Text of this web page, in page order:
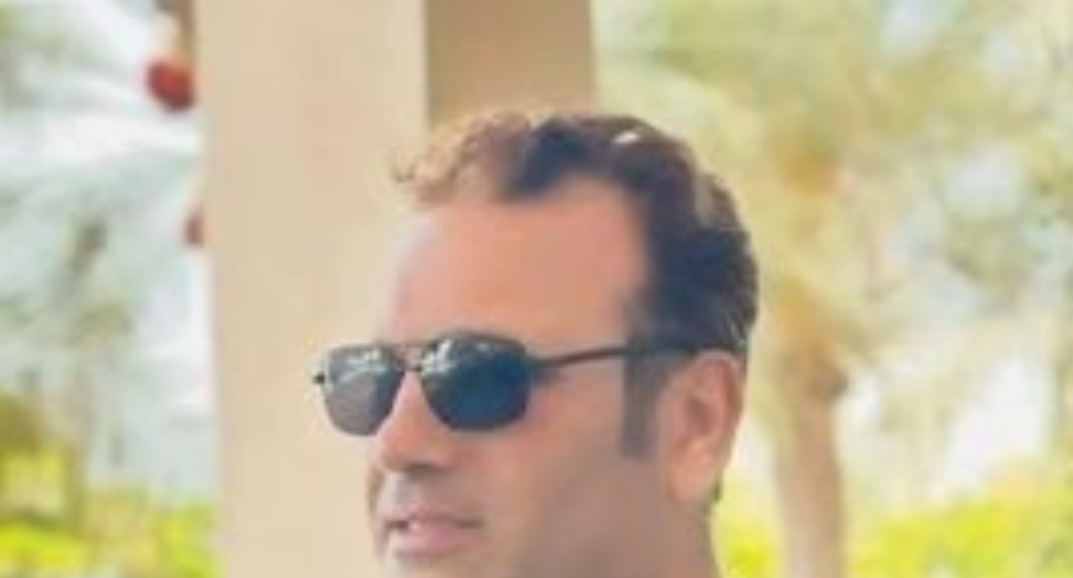
سوداگریِ کمیابی؛ چگونه رانتجویی، موتور اشتغال را خاموش میکند
سرمایه‌گذاری، نقدینگی، فناوری و نیروی انسانی؛ چهار بحران همزمان صنعت خودرو
3 هفته قبل
تسهیل تردد زائران؛ احتمال تداوم رایگان بودن مترو تهران تا پایان اربعین
شاعرِ خوزستانی با سه زبان و سه نماد؛ سبهانی: خاک و آب شناسنامه هویت ایرانی است